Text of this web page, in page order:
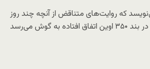
که روایت‌های متناقض از آنچه چند روز